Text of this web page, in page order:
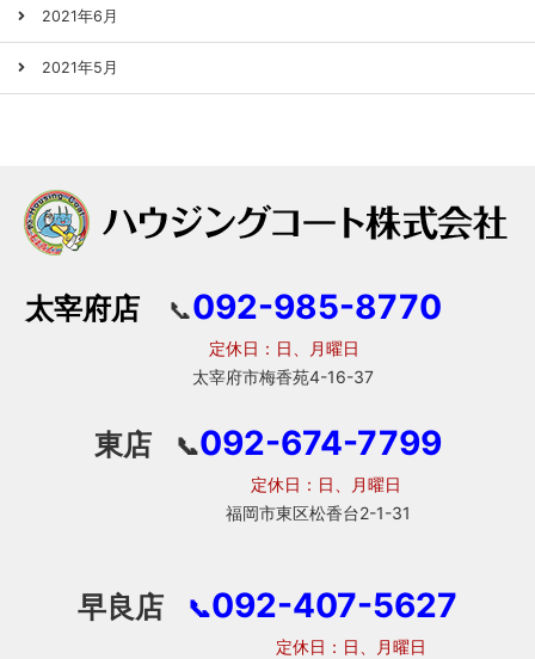
2021年6月
2021年5月
太宰府店 📞092-985-8770
定休日：日、月曜日
太宰府市梅香苑4-16-37
東店 📞092-674-7799
定休日：日、月曜日
福岡市東区松香台2-1-31
早良店 📞092-407-5627
定休日：日、月曜日